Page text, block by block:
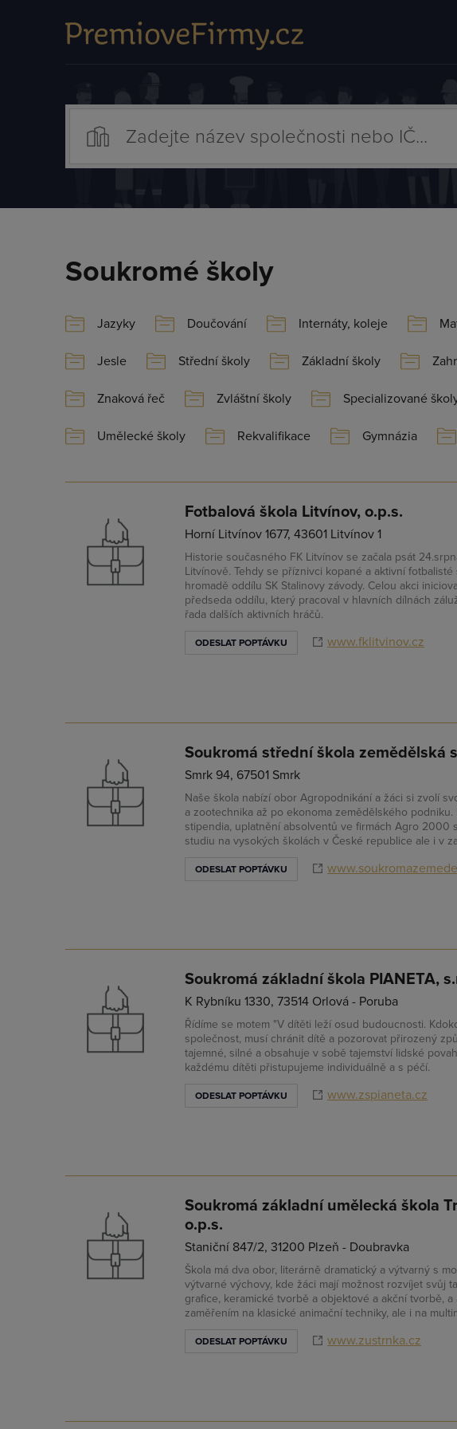
Soukromé školy
Jazyky Doučování Internáty, koleje
Jesle Střední školy Základní školy
Znaková řeč Zvláštní školy Specializované
Umělecké školy Rekvalifikace Gymnázia
Fotbalová škola Litvínov, o.p.s.
Horní Litvínov 1677, 43601 Litvínov 1
Historie současného FK Litvínov se začala psát
Litvínově. Tehdy se příznivci kopané a aktivní
hromadě oddílu SK Stalinovy závody. Celou akci
předseda oddílu, který pracoval v hlavních dílnách
řada dalších aktivních hráčů.
ODESLAT POPTÁVKU www.fklitvinov.cz
Soukromá střední škola zemědělská
Smrk 94, 67501 Smrk
Naše škola nabízí obor Agropodnikání a žáci si zvolí
a zootechnika až po ekonoma zemědělského
stipendia, uplatnění absolventů ve firmách Agro 2000
studiu na vysokých školách v České republice ale i v
ODESLAT POPTÁVKU
Soukromá základní škola PIANETA,
K Rybníku 1330, 73514 Orlová - Poruba
Řídíme se motem "V dítěti leží osud budoucnosti.
společnost, musí chránit dítě a pozorovat přirozený
tajemné, silné a obsahuje v sobě tajemství lidské
každému dítěti přistupujeme individuálně a s péčí.
ODESLAT POPTÁVKU www.zspianeta.cz
Soukromá základní umělecká škola
o.p.s.
Staniční 847/2, 31200 Plzeň - Doubravka
Škola má dva obor, literárně dramatický a výtvarný s
výtvarné výchovy, kde žáci mají možnost rozvíjet svůj
grafice, keramické tvorbě a objektové a akční tvorbě, a
zaměřením na klasické animační techniky, ale i na
ODESLAT POPTÁVKU www.zustrnka.cz